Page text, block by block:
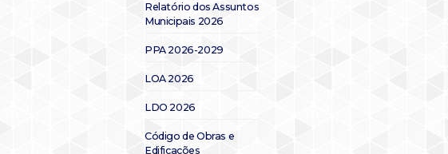
Relatório dos Assuntos
Municipais 2026
PPA 2026-2029
LOA 2026
LDO 2026
Código de Obras e
Edificações